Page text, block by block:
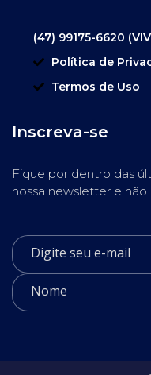
(47) 99175-6620
Política de
Termos de Uso
Inscreva-se
Fique por dentro das
nossa newsletter e